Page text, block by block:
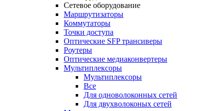
Сетевое оборудование
Маршрутизаторы
Коммутаторы
Точки доступа
Оптические SFP трансиверы
Роутеры
Оптические медиаконвертеры
Мультиплексоры
Мультиплексоры
Все
Для одноволоконных сетей
Для двухволоконых сетей